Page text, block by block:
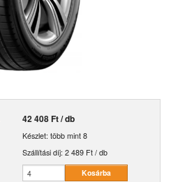
42 408 Ft / db
Készlet: több mint 8
Szállítási díj:2 489 Ft / db